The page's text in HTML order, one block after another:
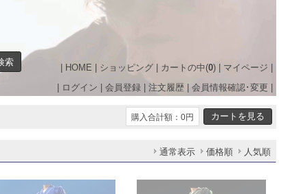
HOME ショッピング カートの中(0) マイページ
ログイン 会員登録 注文履歴 会員情報確認･変更
購入合計額：0円
通常表示 価格順 人気順